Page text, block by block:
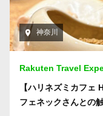
神奈川
Rakuten Travel
【ハリネズミカフェ
フェネックさんとの